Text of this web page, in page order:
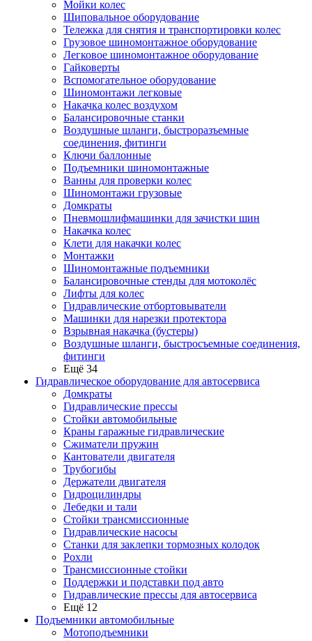
Мойки колес
Шиповальное оборудование
Тележка для снятия и транспортировки колес
Грузовое шиномонтажное оборудование
Легковое шиномонтажное оборудование
Гайковерты
Вспомогательное оборудование
Шиномонтажи легковые
Накачка колес воздухом
Балансировочные станки
Воздушные шланги, быстроразъемные
соединения, фитинги
Ключи баллонные
Подъемники шиномонтажные
Ванны для проверки колес
Шиномонтажи грузовые
Домкраты
Пневмошлифмашинки для зачистки шин
Накачка колес
Клети для накачки колес
Монтажки
Шиномонтажные подъемники
Балансировочные стенды для мотоколёс
Лифты для колес
Гидравлические отбортовыватели
Машинки для нарезки протектора
Взрывная накачка (бустеры)
Воздушные шланги, быстросъемные соединения,
фитинги
Ещё 34
Гидравлическое оборудование для автосервиса
Домкраты
Гидравлические прессы
Стойки автомобильные
Краны гаражные гидравлические
Сжиматели пружин
Кантователи двигателя
Трубогибы
Держатели двигателя
Гидроцилиндры
Лебедки и тали
Стойки трансмиссионные
Гидравлические насосы
Cтанки для заклепки тормозных колодок
Рохли
Трансмиссионные стойки
Поддержки и подставки под авто
Гидравлические прессы для автосервиса
Ещё 12
Подъемники автомобильные
Мотоподъемники